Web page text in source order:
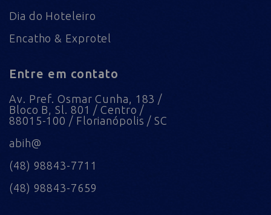
Dia do Hoteleiro
Encatho & Exprotel
Entre em contato
Av. Pref. Osmar Cunha, 183 /
Bloco B, Sl. 801 / Centro /
88015-100 / Florianópolis / SC
abih@
(48) 98843-7711
(48) 98843-7659